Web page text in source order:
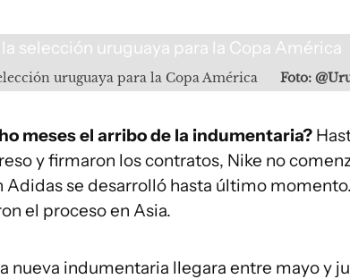
uruguaya para la Copa América Foto:
meses el arribo de la indumentaria?
y firmaron los contratos, Nike no
se desarrolló hasta último
el proceso en Asia.
nueva indumentaria llegara entre mayo y